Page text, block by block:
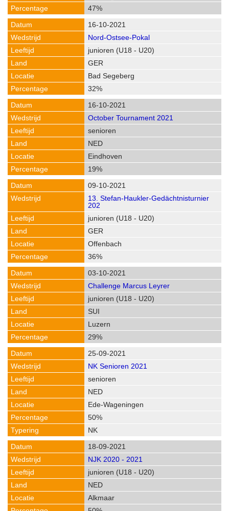
47%
16-10-2021
Nord-Ostsee-Pokal
junioren (U18 - U20)
GER
Bad Segeberg
32%
16-10-2021
October Tournament 2021
senioren
NED
Eindhoven
19%
09-10-2021
13. Stefan-Haukler-Gedächtnisturnier
202
junioren (U18 - U20)
GER
Offenbach
36%
03-10-2021
Challenge Marcus Leyrer
junioren (U18 - U20)
SUI
Luzern
29%
25-09-2021
NK Senioren 2021
senioren
NED
Ede-Wageningen
50%
NK
18-09-2021
NJK 2020 - 2021
junioren (U18 - U20)
NED
Alkmaar